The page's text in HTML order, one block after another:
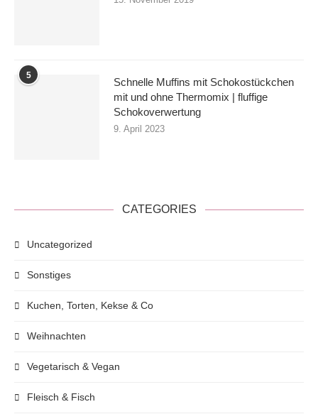
5
Schnelle Muffins mit Schokostückchen
mit und ohne Thermomix | fluffige
Schokoverwertung
9. April 2023
CATEGORIES
Uncategorized
Sonstiges
Kuchen, Torten, Kekse & Co
Weihnachten
Vegetarisch & Vegan
Fleisch & Fisch